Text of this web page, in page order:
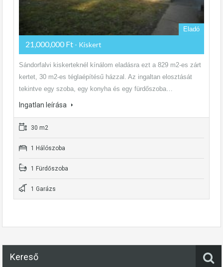
Eladó
21,000,000 Ft - Kiskert
Sándorfalvi kiskerteknél kínálom eladásra ezt a 829 m2-es zárt
kertet, 30 m2-es téglaépítésű házzal. Az ingaltan elosztását
tekintve egy szoba, egy konyha és egy fürdőszoba…
Ingatlan leírása
30 m2
1 Hálószoba
1 Fürdőszoba
1 Garázs
Kereső